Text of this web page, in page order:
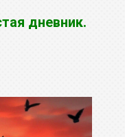
дневник.